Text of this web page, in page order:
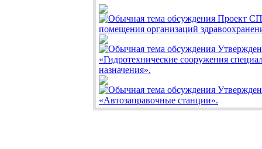
Проект
помещения организаций
«Гидротехнические сооружения
назначения».
«Автозаправочные станции».